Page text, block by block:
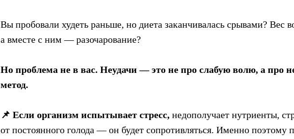
Вы пробовали худеть раньше, но диета заканчивалась срывами? Вес
а вместе с ним — разочарование?
Но проблема не в вас. Неудачи — это не про слабую волю, а про
метод.
📌 Если организм испытывает стресс, недополучает нутриенты,
от постоянного голода — он будет сопротивляться. Именно поэтому